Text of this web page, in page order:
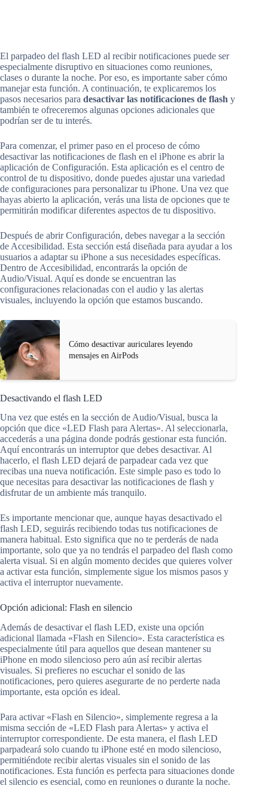
El parpadeo del flash LED al recibir notificaciones puede ser
especialmente disruptivo en situaciones como reuniones,
clases o durante la noche. Por eso, es importante saber cómo
manejar esta función. A continuación, te explicaremos los
pasos necesarios para desactivar las notificaciones de flash y
también te ofreceremos algunas opciones adicionales que
podrían ser de tu interés.
Para comenzar, el primer paso en el proceso de cómo
desactivar las notificaciones de flash en el iPhone es abrir la
aplicación de Configuración. Esta aplicación es el centro de
control de tu dispositivo, donde puedes ajustar una variedad
de configuraciones para personalizar tu iPhone. Una vez que
hayas abierto la aplicación, verás una lista de opciones que te
permitirán modificar diferentes aspectos de tu dispositivo.
Después de abrir Configuración, debes navegar a la sección
de Accesibilidad. Esta sección está diseñada para ayudar a los
usuarios a adaptar su iPhone a sus necesidades específicas.
Dentro de Accesibilidad, encontrarás la opción de
Audio/Visual. Aquí es donde se encuentran las
configuraciones relacionadas con el audio y las alertas
visuales, incluyendo la opción que estamos buscando.
Cómo desactivar auriculares leyendo
mensajes en AirPods
Desactivando el flash LED
Una vez que estés en la sección de Audio/Visual, busca la
opción que dice «LED Flash para Alertas». Al seleccionarla,
accederás a una página donde podrás gestionar esta función.
Aquí encontrarás un interruptor que debes desactivar. Al
hacerlo, el flash LED dejará de parpadear cada vez que
recibas una nueva notificación. Este simple paso es todo lo
que necesitas para desactivar las notificaciones de flash y
disfrutar de un ambiente más tranquilo.
Es importante mencionar que, aunque hayas desactivado el
flash LED, seguirás recibiendo todas tus notificaciones de
manera habitual. Esto significa que no te perderás de nada
importante, solo que ya no tendrás el parpadeo del flash como
alerta visual. Si en algún momento decides que quieres volver
a activar esta función, simplemente sigue los mismos pasos y
activa el interruptor nuevamente.
Opción adicional: Flash en silencio
Además de desactivar el flash LED, existe una opción
adicional llamada «Flash en Silencio». Esta característica es
especialmente útil para aquellos que desean mantener su
iPhone en modo silencioso pero aún así recibir alertas
visuales. Si prefieres no escuchar el sonido de las
notificaciones, pero quieres asegurarte de no perderte nada
importante, esta opción es ideal.
Para activar «Flash en Silencio», simplemente regresa a la
misma sección de «LED Flash para Alertas» y activa el
interruptor correspondiente. De esta manera, el flash LED
parpadeará solo cuando tu iPhone esté en modo silencioso,
permitiéndote recibir alertas visuales sin el sonido de las
notificaciones. Esta función es perfecta para situaciones donde
el silencio es esencial, como en reuniones o durante la noche.